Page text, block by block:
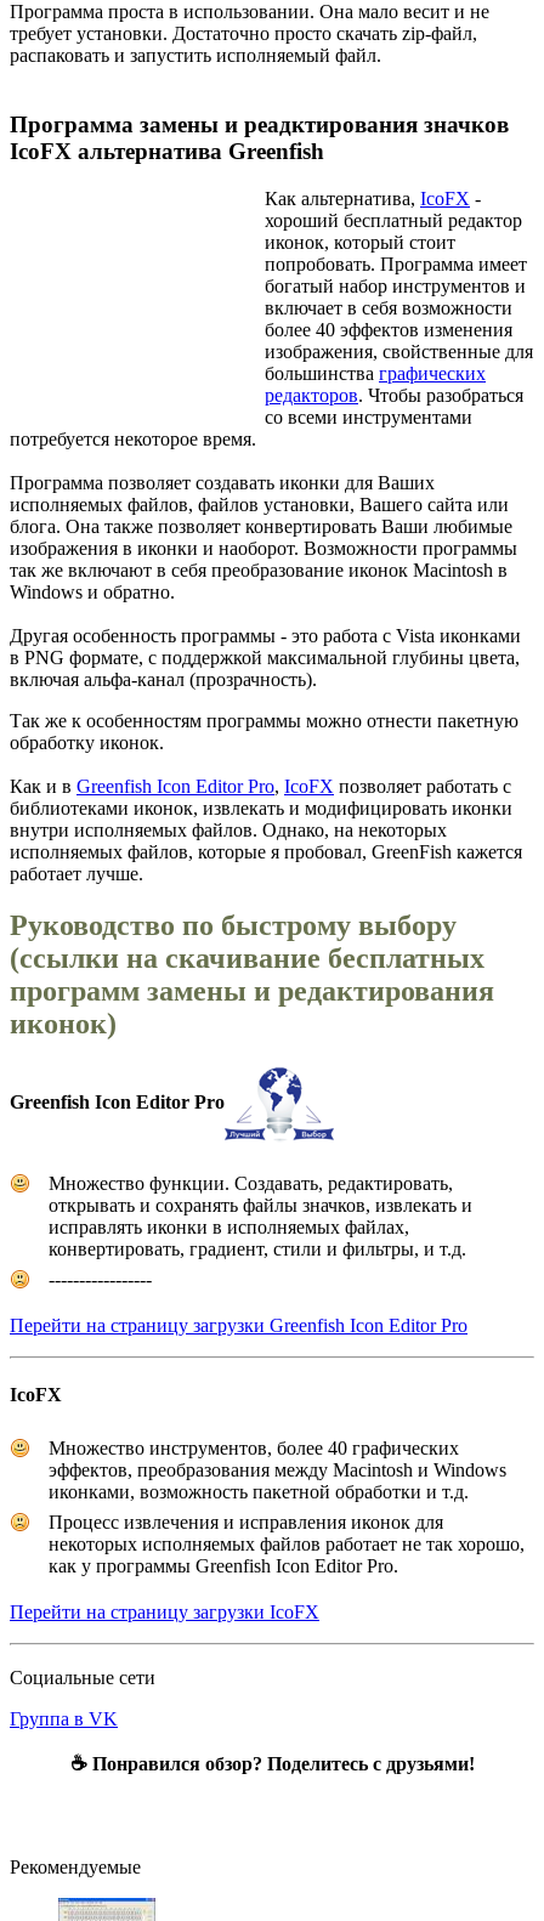
Программа проста в использовании. Она мало весит и не
требует установки. Достаточно просто скачать zip-файл,
распаковать и запустить исполняемый файл.
Программа замены и реадктирования значков
IcoFX альтернатива Greenfish
Как альтернатива, IcoFX -
хороший бесплатный редактор
иконок, который стоит
попробовать. Программа имеет
богатый набор инструментов и
включает в себя возможности
более 40 эффектов изменения
изображения, свойственные для
большинства графических
редакторов. Чтобы разобраться
со всеми инструментами
потребуется некоторое время.
Программа позволяет создавать иконки для Ваших
исполняемых файлов, файлов установки, Вашего сайта или
блога. Она также позволяет конвертировать Ваши любимые
изображения в иконки и наоборот. Возможности программы
так же включают в себя преобразование иконок Macintosh в
Windows и обратно.
Другая особенность программы - это работа с Vista иконками
в PNG формате, с поддержкой максимальной глубины цвета,
включая альфа-канал (прозрачность).
Так же к особенностям программы можно отнести пакетную
обработку иконок.
Как и в Greenfish Icon Editor Pro, IcoFX позволяет работать с
библиотеками иконок, извлекать и модифицировать иконки
внутри исполняемых файлов. Однако, на некоторых
исполняемых файлов, которые я пробовал, GreenFish кажется
работает лучше.
Руководство по быстрому выбору
(ссылки на скачивание бесплатных
программ замены и редактирования
иконок)
Greenfish Icon Editor Pro
Множество функции. Создавать, редактировать,
открывать и сохранять файлы значков, извлекать и
исправлять иконки в исполняемых файлах,
конвертировать, градиент, стили и фильтры, и т.д.
-----------------
Перейти на страницу загрузки Greenfish Icon Editor Pro
IcoFX
Множество инструментов, более 40 графических
эффектов, преобразования между Macintosh и Windows
иконками, возможность пакетной обработки и т.д.
Процесс извлечения и исправления иконок для
некоторых исполняемых файлов работает не так хорошо,
как у программы Greenfish Icon Editor Pro.
Перейти на страницу загрузки IcoFX
Социальные сети
Группа в VK
☕ Понравился обзор? Поделитесь с друзьями!
Рекомендуемые